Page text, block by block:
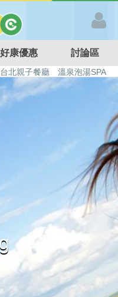
好康優惠 討論區
台北親子餐廳
溫泉泡湯SPA
親子景點